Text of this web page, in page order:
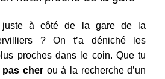
juste à côté de la gare de la
? On t’a déniché les
proches dans le coin. Que tu
pas cher ou à la recherche d’un